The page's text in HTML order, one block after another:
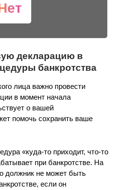
декларацию в
банкротства
лица важно провести
в момент начала
о вашей
помочь сохранить ваше
«куда-то приходит, что-то
при банкротстве. На
должник не может быть
если он